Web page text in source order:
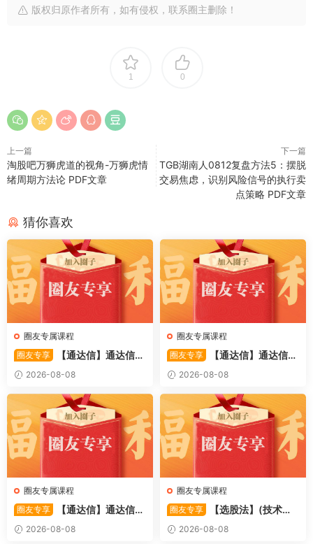
版权归原作者所有，如有侵权，联系圈主删除！
1 0
上一篇
淘股吧万狮虎道的视角-万狮虎情
绪周期方法论 PDF文章
下一篇
TGB湖南人0812复盘方法5：摆脱
交易焦虑，识别风险信号的执行卖
点策略 PDF文章
猜你喜欢
圈友专属课程
圈友专享
【通达信】通达信
〖备战龙妖〗副图/选股 精准
捕捉龙头启动进场信号 源码
2026-08-08
圈友专属课程
圈友专享
【通达信】通达信
〖重心突破〗主副图/选股 捕
捉股价在特定形态下的反转与
启动信号 源码
2026-08-08
圈友专属课程
圈友专享
【通达信】通达信
〖萧啸双通道〗主图指标 研判
股价运行通道、捕捉短线买卖
2026-08-08
圈友专属课程
圈友专享
【选股法】(技术篇)
强势个股选股法操作理念、策
略与工具（上下）视频课程 共
2026-08-08